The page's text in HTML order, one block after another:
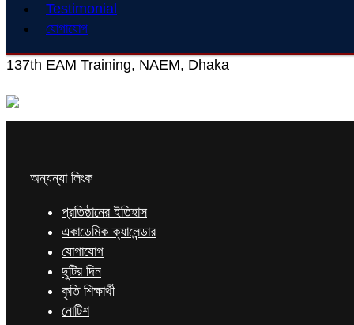
Testimonial
যোগাযোগ
137th EAM Training, NAEM, Dhaka
অন্যন্যা লিংক
প্রতিষ্ঠানের ইতিহাস
একাডেমিক ক্যালেন্ডার
যোগাযোগ
ছুটির দিন
কৃতি শিক্ষার্থী
নোটিশ